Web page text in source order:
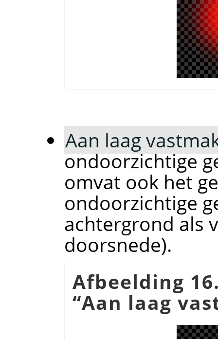
Aan laag
ondoorzichtige
omvat ook het
ondoorzichtige
achtergrond als
doorsnede).
Afbeelding
“Aan laag